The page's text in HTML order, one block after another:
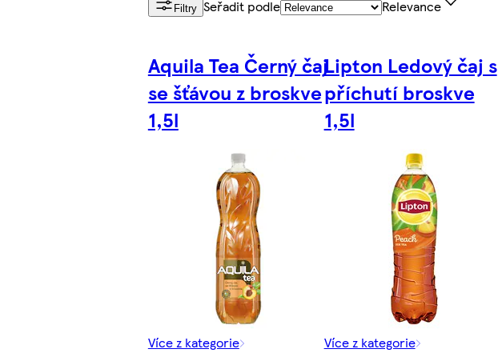
Filtry Seřadit podle Relevance
Aquila Tea Černý čaj
se šťávou z broskve
1,5l
Více z kategorie
Lipton Ledový čaj s
příchutí broskve
1,5l
Více z kategorie